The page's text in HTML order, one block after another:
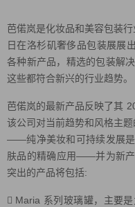
芭偌岚是化妆品和美容包装
日在洛杉矶奢侈品包装展展
各种新产品，精选的包装解
这些都符合新兴的行业趋势。
芭偌岚的最新产品反映了其
该公司对当前趋势和风格主题
——纯净美妆和可持续发展是
肤品的精确应用——并为新产
突出的产品将包括:
 Maria 系列玻璃罐，主要